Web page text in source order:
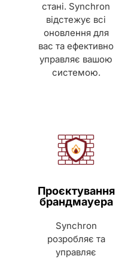
стані. Synchron
відстежує всі
оновлення для
вас та ефективно
управляє вашою
системою.
Проєктування
брандмауера
Synchron
розробляє та
управляє